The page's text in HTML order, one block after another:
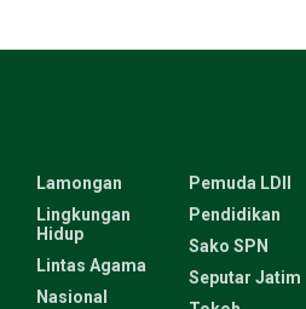
Lamongan
Lingkungan
Hidup
Lintas Agama
Nasional
Pemuda LDII
Pendidikan
Sako SPN
Seputar Jatim